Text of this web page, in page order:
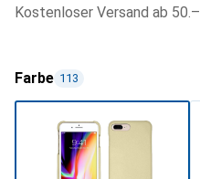
Kostenloser Versand ab 50.–
Farbe 113